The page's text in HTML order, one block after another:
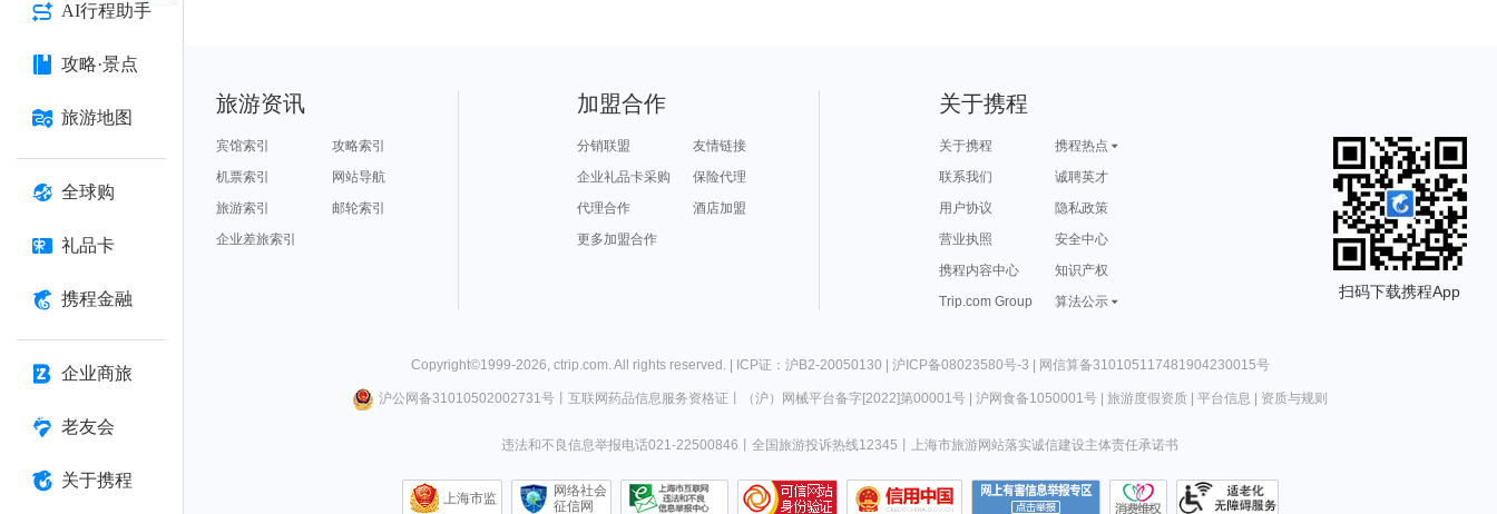
AI行程助手
攻略·景点
旅游地图
全球购
礼品卡
携程金融
企业商旅
老友会
关于携程
旅游资讯
宾馆索引
攻略索引
机票索引
网站导航
旅游索引
邮轮索引
企业差旅索引
加盟合作
分销联盟
友情链接
企业礼品卡采购
保险代理
代理合作
酒店加盟
更多加盟合作
关于携程
关于携程
携程热点
联系我们
诚聘英才
用户协议
隐私政策
营业执照
安全中心
携程内容中心
知识产权
Trip.com Group
算法公示
扫码下载携程App
Copyright©1999-2026, ctrip.com. All rights reserved. | ICP证：沪B2-20050130 | 沪ICP备08023580号-3 | 网信算备310105117481904230015号
沪公网备31010502002731号丨 互联网药品信息服务资格证 （沪）网械平台备字[2022]第00001号| 沪网食备1050001号| 旅游度假资质| 平台信息 资质与规则
违法和不良信息举报电话021-22500846 全国旅游投诉热线12345 上海市旅游网站落实诚信建设主体责任承诺书
上海市监
网络社会
征信网